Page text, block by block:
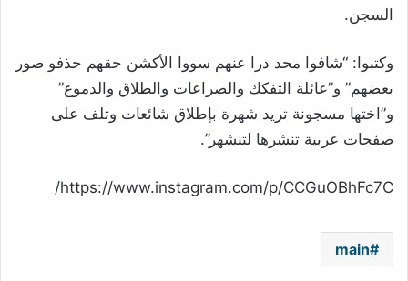
السجن.
وكتبوا: “شافوا محد درا عنهم سووا الأكشن حقهم حذفو صور
بعضهم” و”عائلة التفكك والصراعات والطلاق والدموع”
و”اختها مسجونة تريد شهرة بإطلاق شائعات وتلف على
صفحات عربية تنشرها لتنشهر”.
https://www.instagram.com/p/CCGuOBhFc7C/
main